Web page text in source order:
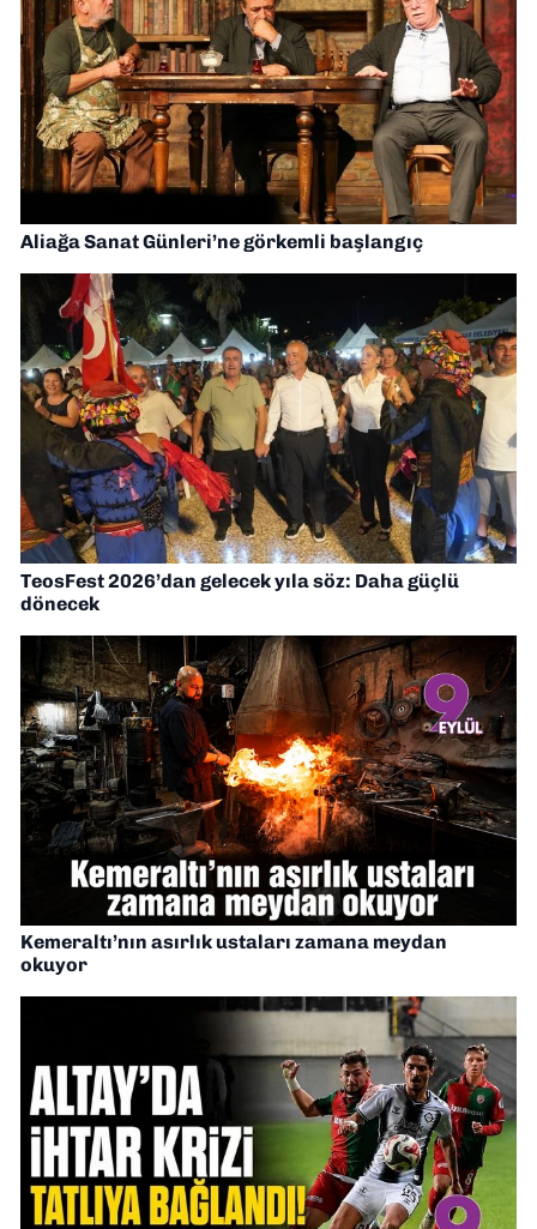
Aliağa Sanat Günleri’ne görkemli başlangıç
TeosFest 2026’dan gelecek yıla söz: Daha güçlü
dönecek
Kemeraltı’nın asırlık ustaları zamana meydan
okuyor